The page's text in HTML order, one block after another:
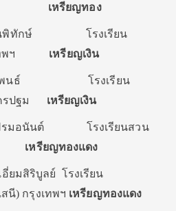
ยอง เหรียญทอง
พิทักษ์ โรงเรียน
งเทพฯ เหรียญเงิน
พนธ์ โรงเรียน
ครปฐม เหรียญเงิน
มอนันต์ โรงเรียนสวน
ย เหรียญทองแดง
สิริบูลย์ โรงเรียน
นี) กรุงเทพฯ เหรียญทองแดง